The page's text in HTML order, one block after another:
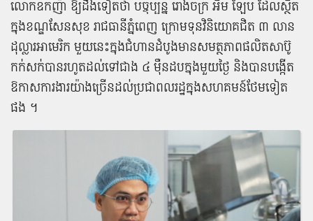
លោក​ឧកញ៉ា ឱ្យ​ដឹង​ទៀត​ថា បច្ចុប្បន្ន រោងចក្រ អឹ​ម ឡែ​ប ដែល​ស្ថិត​
ក្នុង​ខណ្ឌ​សែន​សុខ រាជធានី​ភ្នំពេញ ក្រោម​ទុន​វិនិយោគ​ជិត ៣ លាន​
ដុល្លារ​អា​មេ​រិ​ក មួយ​នេះ​ក្នុង​ជំហាន​ដំបូង​មាន​សមត្ថភាព​ផលិត​សាប៊ូ​
កក់សក់​បាន​រហូត​ដល់​ទៅ​ជាង ៤ ម៉ឺន​ដប​ក្នុង​មួយ​ថ្ងៃ និង​បាន​បង្កើត​
ឱកាស​ការងារ​យ៉ាងច្រើន​ដល់​ប្រជាពលរដ្ឋ​ក្នុង​សហគមន៍​ថែម​ទៀត​
ផង ។